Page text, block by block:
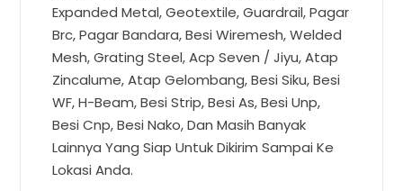
Expanded Metal, Geotextile, Guardrail, Pagar
Brc, Pagar Bandara, Besi Wiremesh, Welded
Mesh, Grating Steel, Acp Seven / Jiyu, Atap
Zincalume, Atap Gelombang, Besi Siku, Besi
WF, H-Beam, Besi Strip, Besi As, Besi Unp,
Besi Cnp, Besi Nako, Dan Masih Banyak
Lainnya Yang Siap Untuk Dikirim Sampai Ke
Lokasi Anda.